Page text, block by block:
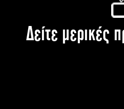
Δείτε μερικές